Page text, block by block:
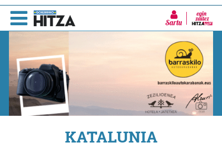
Sartu
KATALUNIA